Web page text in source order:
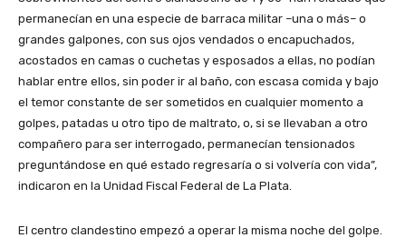
permanecían en una especie de barraca militar –una o más– o
grandes galpones, con sus ojos vendados o encapuchados,
acostados en camas o cuchetas y esposados a ellas, no podían
hablar entre ellos, sin poder ir al baño, con escasa comida y bajo
el temor constante de ser sometidos en cualquier momento a
golpes, patadas u otro tipo de maltrato, o, si se llevaban a otro
compañero para ser interrogado, permanecían tensionados
preguntándose en qué estado regresaría o si volvería con vida”,
indicaron en la Unidad Fiscal Federal de La Plata.
El centro clandestino empezó a operar la misma noche del golpe.